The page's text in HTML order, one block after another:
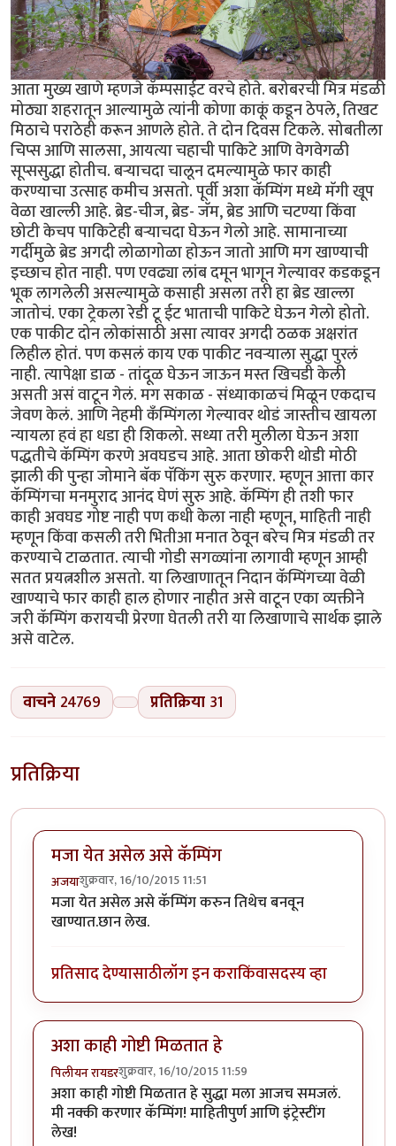
आता मुख्य खाणे म्हणजे कॅम्पसाईट वरचे होते. बरोबरची मित्र मंडळी
मोठ्या शहरातून आल्यामुळे त्यांनी कोणा काकूं कडून ठेपले, तिखट
मिठाचे पराठेही करून आणले होते. ते दोन दिवस टिकले. सोबतीला
चिप्स आणि सालसा, आयत्या चहाची पाकिटे आणि वेगवेगळी
सूप्ससुद्धा होतीच. बर्‍याचदा चालून दमल्यामुळे फार काही
करण्याचा उत्साह कमीच असतो. पूर्वी अशा कॅम्पिंग मध्ये मॅगी खूप
वेळा खाल्ली आहे. ब्रेड-चीज, ब्रेड- जॅम, ब्रेड आणि चटण्या किंवा
छोटी केचप पाकिटेही बर्‍याचदा घेऊन गेलो आहे. सामानाच्या
गर्दीमुळे ब्रेड अगदी लोळागोळा होऊन जातो आणि मग खाण्याची
इच्छाच होत नाही. पण एवढ्या लांब दमून भागून गेल्यावर कडकडून
भूक लागलेली असल्यामुळे कसाही असला तरी हा ब्रेड खाल्ला
जातोचं. एका ट्रेकला रेडी टू ईट भाताची पाकिटे घेऊन गेलो होतो.
एक पाकीट दोन लोकांसाठी असा त्यावर अगदी ठळक अक्षरांत
लिहील होतं. पण कसलं काय एक पाकीट नवर्‍याला सुद्धा पुरलं
नाही. त्यापेक्षा डाळ - तांदूळ घेऊन जाऊन मस्त खिचडी केली
असती असं वाटून गेलं. मग सकाळ - संध्याकाळचं मिळून एकदाच
जेवण केलं. आणि नेहमी कॅंम्पिंगला गेल्यावर थोडं जास्तीच खायला
न्यायला हवं हा धडा ही शिकलो. सध्या तरी मुलीला घेऊन अशा
पद्धतीचे कॅम्पिंग करणे अवघडच आहे. आता छोकरी थोडी मोठी
झाली की पुन्हा जोमाने बॅक पॅकिंग सुरु करणार. म्हणून आत्ता कार
कॅम्पिंगचा मनमुराद आनंद घेणं सुरु आहे. कॅम्पिंग ही तशी फार
काही अवघड गोष्ट नाही पण कधी केला नाही म्हणून, माहिती नाही
म्हणून किंवा कसली तरी भितीआ मनात ठेवून बरेच मित्र मंडळी तर
करण्याचे टाळतात. त्याची गोडी सगळ्यांना लागावी म्हणून आम्ही
सतत प्रयत्नशील असतो. या लिखाणातून निदान कॅम्पिंगच्या वेळी
खाण्याचे फार काही हाल होणार नाहीत असे वाटून एका व्यक्तीने
जरी कॅम्पिंग करायची प्रेरणा घेतली तरी या लिखाणाचे सार्थक झाले
असे वाटेल.
वाचने 24769 प्रतिक्रिया 31
प्रतिक्रिया
मजा येत असेल असे कॅम्पिंग
अजयाशुक्रवार, 16/10/2015 11:51
मजा येत असेल असे कॅम्पिंग करुन तिथेच बनवून
खाण्यात.छान लेख.
प्रतिसाद देण्यासाठीलॉग इन कराकिंवासदस्य व्हा
अशा काही गोष्टी मिळतात हे
पिलीयन रायडरशुक्रवार, 16/10/2015 11:59
अशा काही गोष्टी मिळतात हे सुद्धा मला आजच समजलं.
मी नक्की करणार कॅम्पिंग! माहितीपुर्ण आणि इंट्रेस्टींग
लेख!